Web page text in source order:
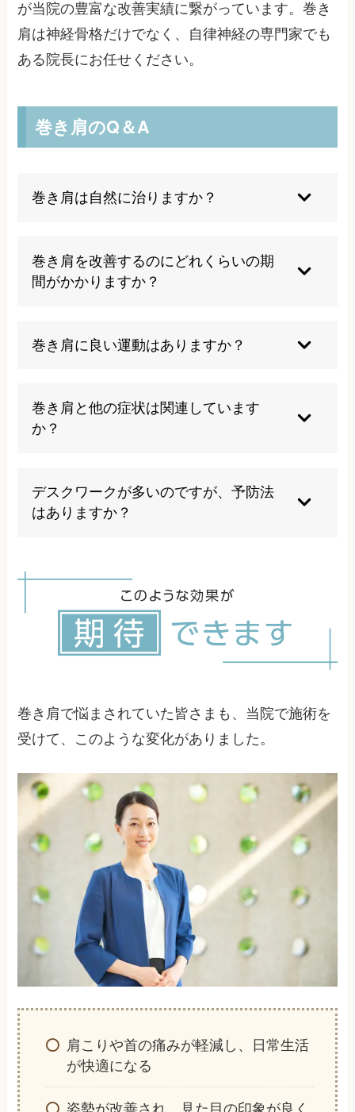
が当院の豊富な改善実績に繋がっています。巻き
肩は神経骨格だけでなく、自律神経の専門家でも
ある院長にお任せください。
巻き肩のQ＆A
巻き肩は自然に治りますか？
むしろ放置すると、筋肉のアンバランスが固定化
され、さらに悪化する傾向にあります。日常生活
の姿勢習慣を改善し、適切な運動と専門的な施術
できます。
巻き肩を改善するのにどれくらいの期
間がかかりますか？
活習慣などによって異なります。軽度の場合は数
週間から数ヶ月で改善が見られることがあります
年以上かかることもあります。定期的な施術と自
宅でのケアを組み合わせることで、効率的に改善
していくことが可能です。
巻き肩に良い運動はありますか？
的です。ただし、個人の状態によって適切な運動
は異なります。間違った方法では症状が悪化する
せた適切な運動指導も行っています。
巻き肩と他の症状は関連しています
か？
など、様々な症状と関連していることがありま
す。姿勢の崩れは全身のバランスに影響するた
め、一見関係ないように思える症状も、実は巻き
デスクワークが多いのですが、予防法
はありますか？
一度は立ち上がって肩を回したり、背筋を伸ばし
たりする習慣をつけましょう。また、モニターの
高さを目線に合わせる、椅子の高さを適切に調整
するなど、作業環境の見直しも効果的です。当院
では、あなたの職場環境に合わせた具体的なアド
巻き肩で悩まされていた皆さまも、当院で施術を
受けて、このような変化がありました。
肩こりや首の痛みが軽減し、日常生活
が快適になる
姿勢が改善され、見た目の印象が良く